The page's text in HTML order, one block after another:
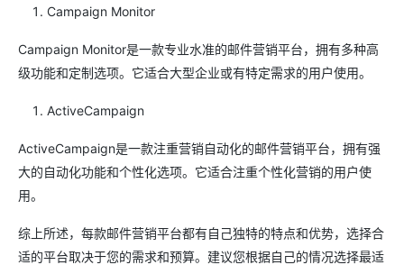
Campaign Monitor
Campaign Monitor是一款专业水准的邮件营销平台，拥有多种高
级功能和定制选项。它适合大型企业或有特定需求的用户使用。
ActiveCampaign
ActiveCampaign是一款注重营销自动化的邮件营销平台，拥有强
大的自动化功能和个性化选项。它适合注重个性化营销的用户使
用。
综上所述，每款邮件营销平台都有自己独特的特点和优势，选择合
适的平台取决于您的需求和预算。建议您根据自己的情况选择最适